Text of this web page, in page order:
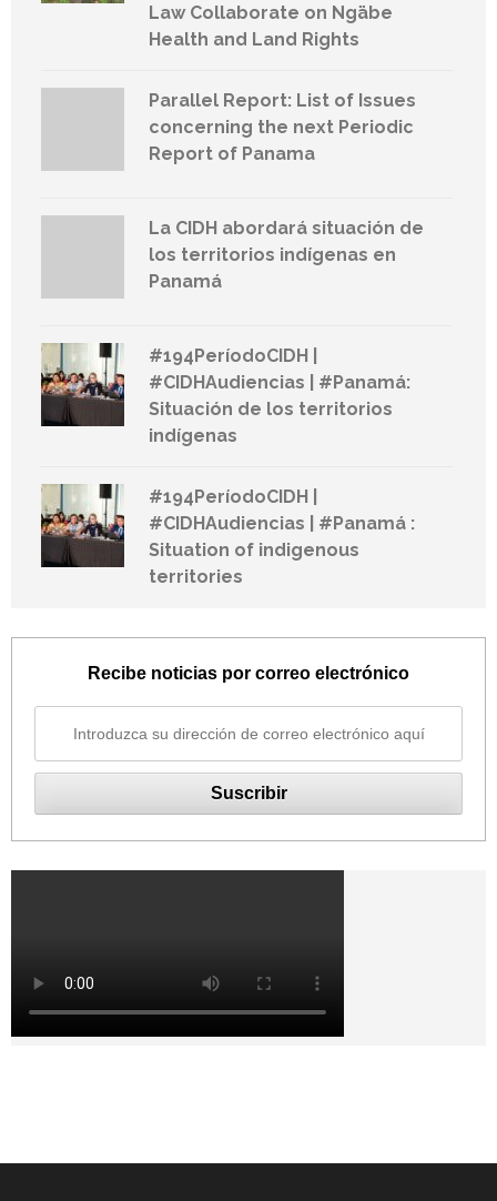
Law Collaborate on Ngäbe
Health and Land Rights
Parallel Report: List of Issues
concerning the next Periodic
Report of Panama
La CIDH abordará situación de
los territorios indígenas en
Panamá
#194PeríodoCIDH |
#CIDHAudiencias | #Panamá:
Situación de los territorios
indígenas
#194PeríodoCIDH |
#CIDHAudiencias | #Panamá :
Situation of indigenous
territories
Recibe noticias por correo electrónico